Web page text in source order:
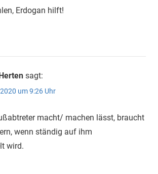
Erdogan hilft!
sagt:
um 9:26 Uhr
macht/ machen lässt, braucht
wenn ständig auf ihm
wird.